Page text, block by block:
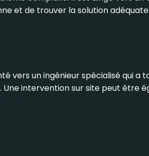
et de trouver la solution
vers un ingénieur spécialisé qui a
Une intervention sur site peut être